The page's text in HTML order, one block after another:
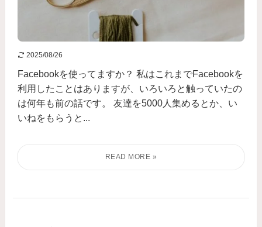
2025/08/26
Facebookを使ってますか？ 私はこれまでFacebookを
利用したことはありますが、いろいろと触っていたの
は何年も前の話です。 友達を5000人集めるとか、い
いねをもらうと...